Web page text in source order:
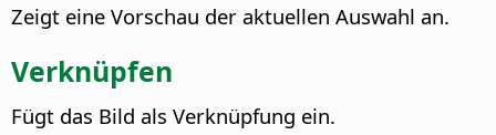
Zeigt eine Vorschau der aktuellen Auswahl an.
Verknüpfen
Fügt das Bild als Verknüpfung ein.